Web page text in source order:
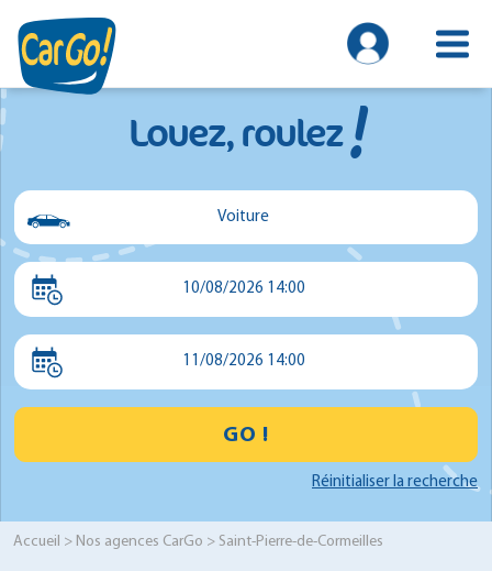
Louez, roulez!
Voiture
Voiture
10/08/2026 14:00
11/08/2026 14:00
GO !
Réinitialiser la recherche
Accueil > Nos agences CarGo > Saint-Pierre-de-Cormeilles